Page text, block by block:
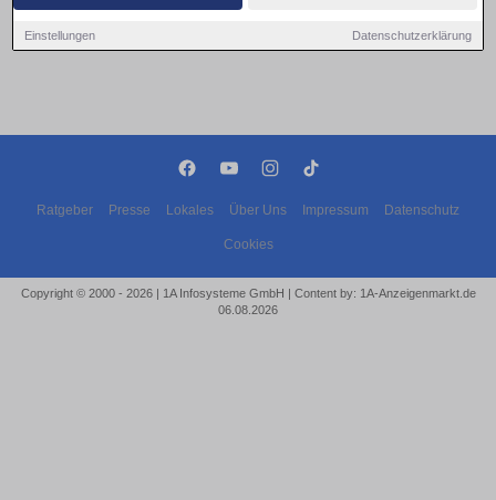
Einstellungen Datenschutzerklärung
Ratgeber Presse Lokales Über Uns Impressum Datenschutz
Cookies
Copyright © 2000 - 2026 | 1A Infosysteme GmbH | Content by: 1A-Anzeigenmarkt.de
06.08.2026